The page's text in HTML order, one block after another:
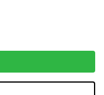
предприятие
- Все права защищены